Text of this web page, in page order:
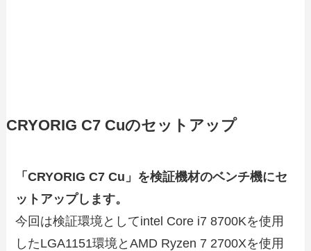
CRYORIG C7 Cuのセットアップ
「CRYORIG C7 Cu」を検証機材のベンチ機にセ
ットアップします。
今回は検証環境としてintel Core i7 8700Kを使用
したLGA1151環境とAMD Ryzen 7 2700Xを使用